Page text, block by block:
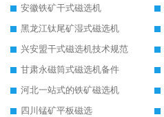
安徽铁矿干式磁选机
黑龙江钛尾矿湿式磁选机
兴安盟干式磁选机技术规范
甘肃永磁筒式磁选机备件
河北一站式的铁矿磁选机
四川锰矿平板磁选